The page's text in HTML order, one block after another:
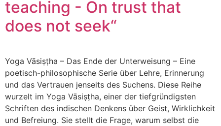
teaching - On trust that
does not seek“
Yoga Vāsiṣṭha – Das Ende der Unterweisung – Eine
poetisch-philosophische Serie über Lehre, Erinnerung
und das Vertrauen jenseits des Suchens. Diese Reihe
wurzelt im Yoga Vāsiṣṭha, einer der tiefgründigsten
Schriften des indischen Denkens über Geist, Wirklichkeit
und Befreiung. Sie stellt die Frage, warum selbst die